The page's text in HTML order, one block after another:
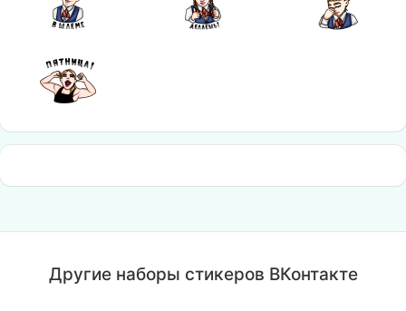
Другие наборы стикеров ВКонтакте